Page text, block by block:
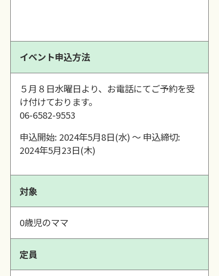
イベント申込方法
５月８日水曜日より、お電話にてご予約を受
け付けております。
06-6582-9553
申込開始: 2024年5月8日(水) 〜 申込締切:
2024年5月23日(木)
対象
0歳児のママ
定員